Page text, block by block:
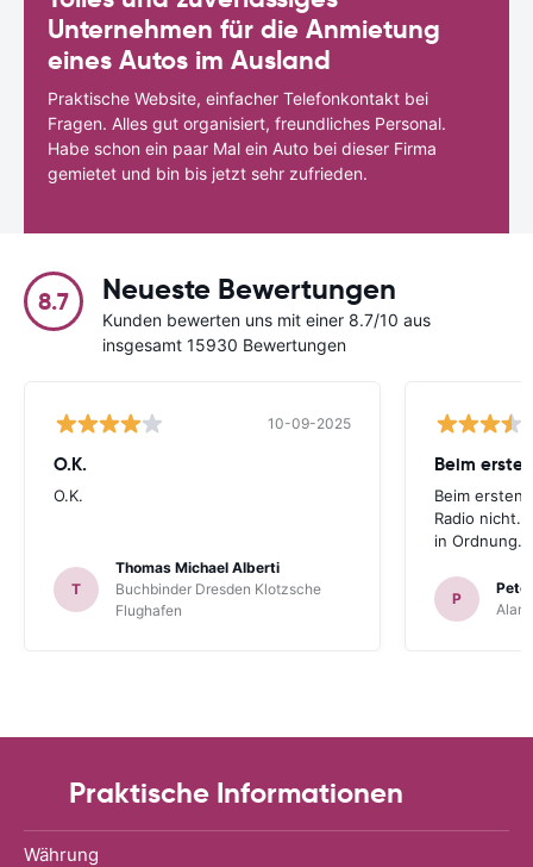
Unternehmen für die Anmietung
eines Autos im Ausland
Praktische Website, einfacher Telefonkontakt bei
Fragen. Alles gut organisiert, freundliches Personal.
Habe schon ein paar Mal ein Auto bei dieser Firma
gemietet und bin bis jetzt sehr zufrieden.
8.7 Neueste Bewertungen
Kunden bewerten uns mit einer 8.7/10 aus
insgesamt 15930 Bewertungen
10-09-2025
O.K.
O.K.
T
Thomas Michael Alberti
Buchbinder Dresden Klotzsche
Flughafen
Beim
Beim ersten
Radio nicht.
in Ordnung.
P
Praktische Informationen
Währung